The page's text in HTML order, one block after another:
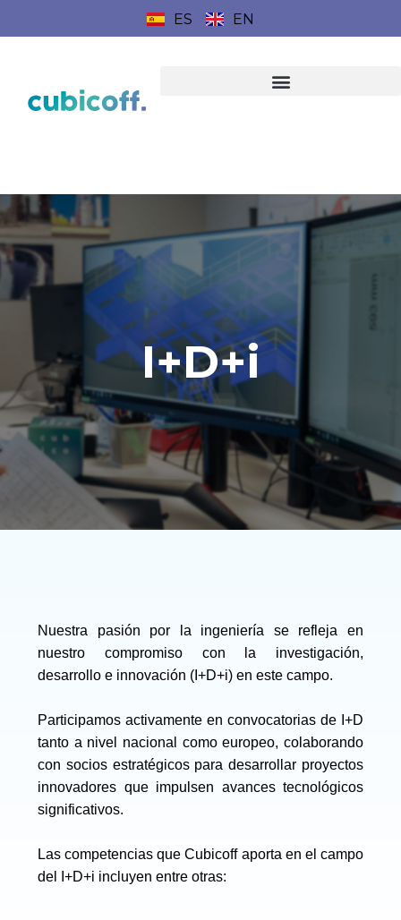
ES EN
I+D+i
Nuestra pasión por la ingeniería se refleja en
nuestro compromiso con la investigación,
desarrollo e innovación (I+D+i) en este campo.
Participamos activamente en convocatorias de I+D
tanto a nivel nacional como europeo, colaborando
con socios estratégicos para desarrollar proyectos
innovadores que impulsen avances tecnológicos
significativos.
Las competencias que Cubicoff aporta en el campo
del I+D+i incluyen entre otras: